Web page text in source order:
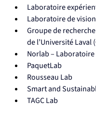
Laboratoire
Laboratoire de
Groupe de
de l’Université Laval
Norlab –
PaquetLab
Rousseau Lab
Smart and
TAGC Lab